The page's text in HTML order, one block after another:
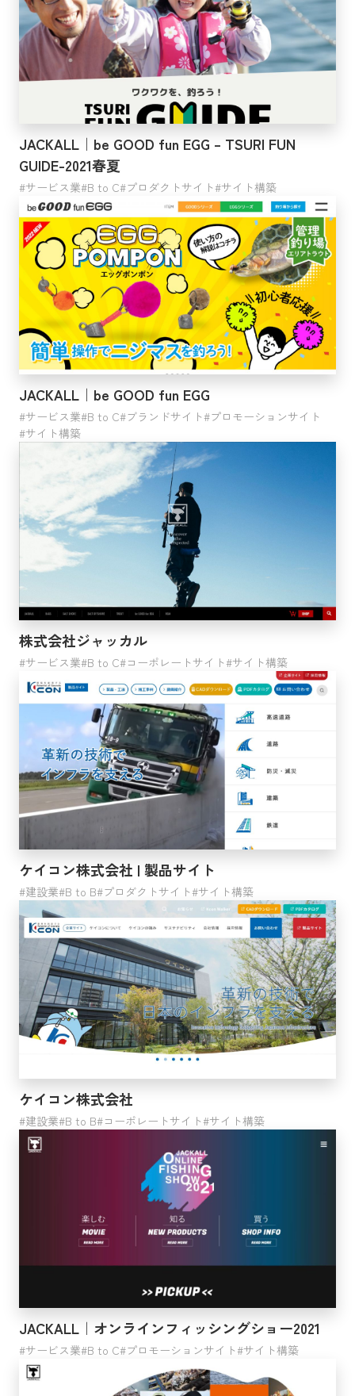
JACKALL｜be GOOD fun EGG – TSURI FUN
GUIDE-2021春夏
サービス業 B to C プロダクトサイト サイト構築
JACKALL｜be GOOD fun EGG
サービス業 B to C ブランドサイト
プロモーションサイト
サイト構築
株式会社ジャッカル
サービス業 B to C コーポレートサイト サイト構築
ケイコン株式会社 | 製品サイト
建設業 B to B プロダクトサイト サイト構築
ケイコン株式会社
建設業 B to B コーポレートサイト サイト構築
JACKALL｜オンラインフィッシングショー2021
サービス業 B to C プロモーションサイト サイト構築